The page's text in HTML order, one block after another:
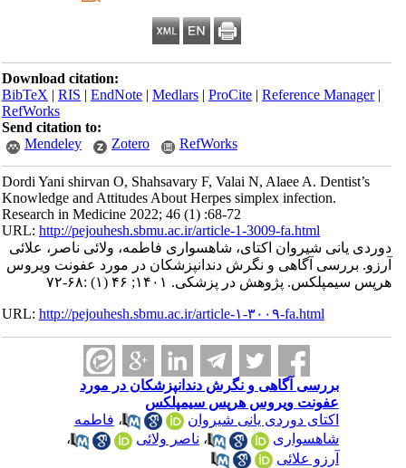
Download citation:
BibTeX|RIS|EndNote|Medlars|ProCite|Reference Manager
RefWorks
Send citation to:
Mendeley
Zotero RefWorks
Dordi Yani shirvan O, Shahsavary F, Valai N, Alaee A. Dentist’s
Knowledge and Attitudes About Herpes simplex infection.
Research in Medicine 2022; 46 (1) :68-72
URL:http://pejouhesh.sbmu.ac.ir/article-1-3009-fa.html
دوردی یانی شیروان اکتای، شاهسواری فاطمه، ولائی ناصر، علائی
آرزو. بررسی آگاهی و نگرش دندانپزشکان در مورد عفونت ویروس
هرپس سیمپلکس. پژوهش در پزشکی. ۱۴۰۱; ۴۶ (۱) :۶۸-۷۲
URL:http://pejouhesh.sbmu.ac.ir/article-۱-۳۰۰۹-fa.html
بررسی آگاهی و نگرش دندانپزشکان در مورد
عفونت ویروس هرپس سیمپلکس
اکتای دوردی یانی شیروان
،فاطمه
شاهسواری
،ناصر ولائی
،
آرزو علائی